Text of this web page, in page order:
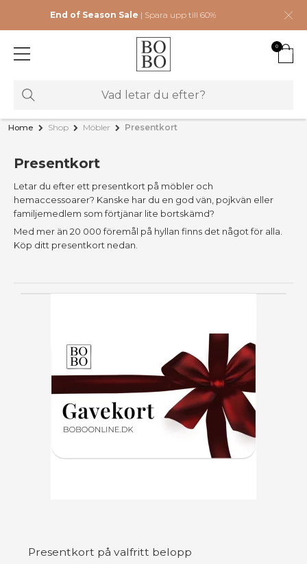
End of Season Sale | Spara upp till 60%
0
Home Shop Möbler Presentkort
Presentkort
Letar du efter ett presentkort på möbler och
hemaccessoarer? Kanske har du en god vän, pojkvän eller
familjemedlem som förtjänar lite bortskämd?
Med mer än 20 000 föremål på hyllan finns det något för alla.
Köp ditt presentkort nedan.
Presentkort på valfritt belopp